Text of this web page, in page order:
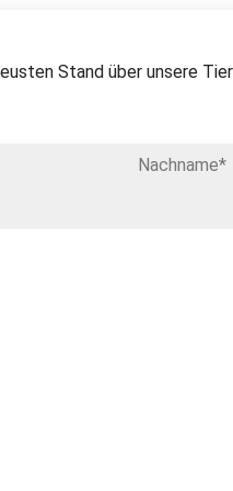
Stand über unsere